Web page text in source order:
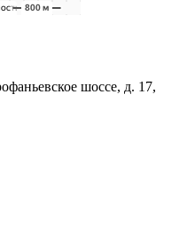
шоссе, д. 17,